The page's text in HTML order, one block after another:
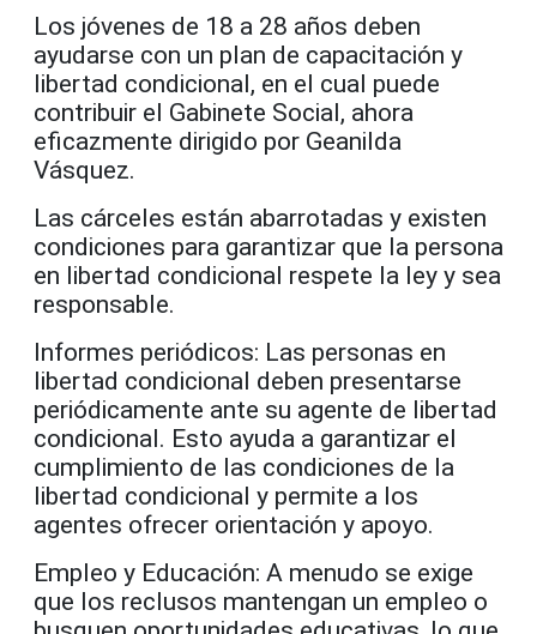
Los jóvenes de 18 a 28 años deben
ayudarse con un plan de capacitación y
libertad condicional, en el cual puede
contribuir el Gabinete Social, ahora
eficazmente dirigido por Geanilda
Vásquez.
Las cárceles están abarrotadas y existen
condiciones para garantizar que la persona
en libertad condicional respete la ley y sea
responsable.
Informes periódicos: Las personas en
libertad condicional deben presentarse
periódicamente ante su agente de libertad
condicional. Esto ayuda a garantizar el
cumplimiento de las condiciones de la
libertad condicional y permite a los
agentes ofrecer orientación y apoyo.
Empleo y Educación: A menudo se exige
que los reclusos mantengan un empleo o